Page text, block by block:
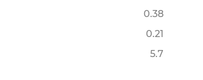
0.38
0.21
5.7